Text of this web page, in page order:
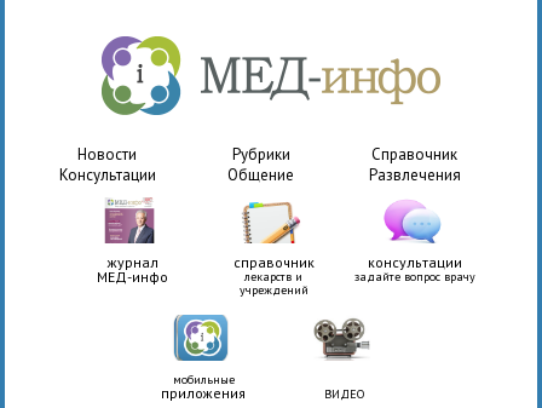
Новости Рубрики
Справочник
Консультации
Общение Развлечения
журнал
МЕД-инфо
справочник
лекарств и
учреждений
консультации
задайте вопрос врачу
мобильные
приложения ВИДЕО